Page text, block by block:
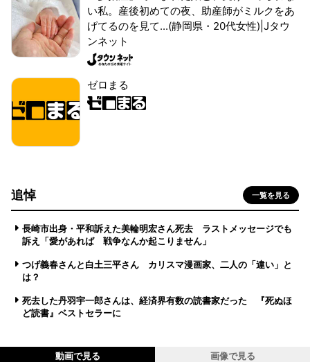
い私。産後初めての夜、助産師がミルクをあ
げてるのを見て...(静岡県・20代女性)|Jタウ
ンネット
ゼロまる
追悼 一覧を見る
長崎市出身・平和訴えた美輪明宏さん死去 ラストメッセージでも
訴え「愛があれば 戦争なんか起こりません」
つげ義春さんと白土三平さん カリスマ漫画家、二人の「違い」と
は？
死去した丹羽宇一郎さんは、経済界有数の読書家だった 『死ぬほ
ど読書』ベストセラーに
動画で見る 画像で見る